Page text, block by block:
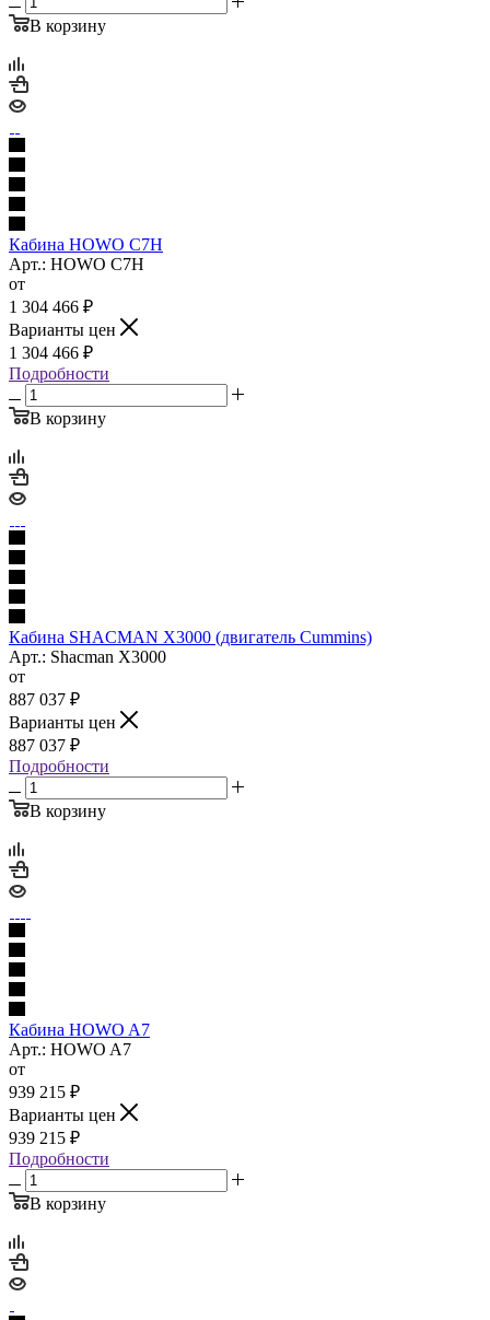
В корзину
Кабина HOWO C7H
Арт.: HOWO C7H
от
1 304 466 ₽
Варианты цен
1 304 466 ₽
Подробности
В корзину
Кабина SHACMAN X3000 (двигатель Cummins)
Арт.: Shacman X3000
от
887 037 ₽
Варианты цен
887 037 ₽
Подробности
В корзину
Кабина HOWO A7
Арт.: HOWO A7
от
939 215 ₽
Варианты цен
939 215 ₽
Подробности
В корзину